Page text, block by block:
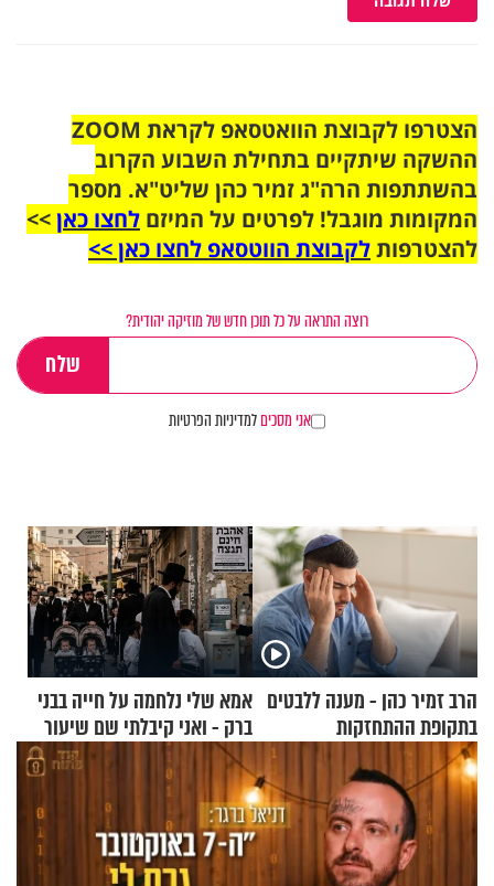
הצטרפו לקבוצת הוואטסאפ לקראת ZOOM
ההשקה שיתקיים בתחילת השבוע הקרוב
בהשתתפות הרה"ג זמיר כהן שליט"א. מספר
המקומות מוגבל! לפרטים על המיזם לחצו כאן>>
להצטרפותלקבוצת הווטסאפ לחצו כאן >>
רוצה התראה על כל תוכן חדש של מוזיקה יהודית?
אני מסכיםלמדיניות הפרטיות
הרב זמיר כהן - מענה ללבטים
בתקופת ההתחזקות
אמא שלי נלחמה על חייה בבני
ברק - ואני קיבלתי שם שיעור
באהבת חינם